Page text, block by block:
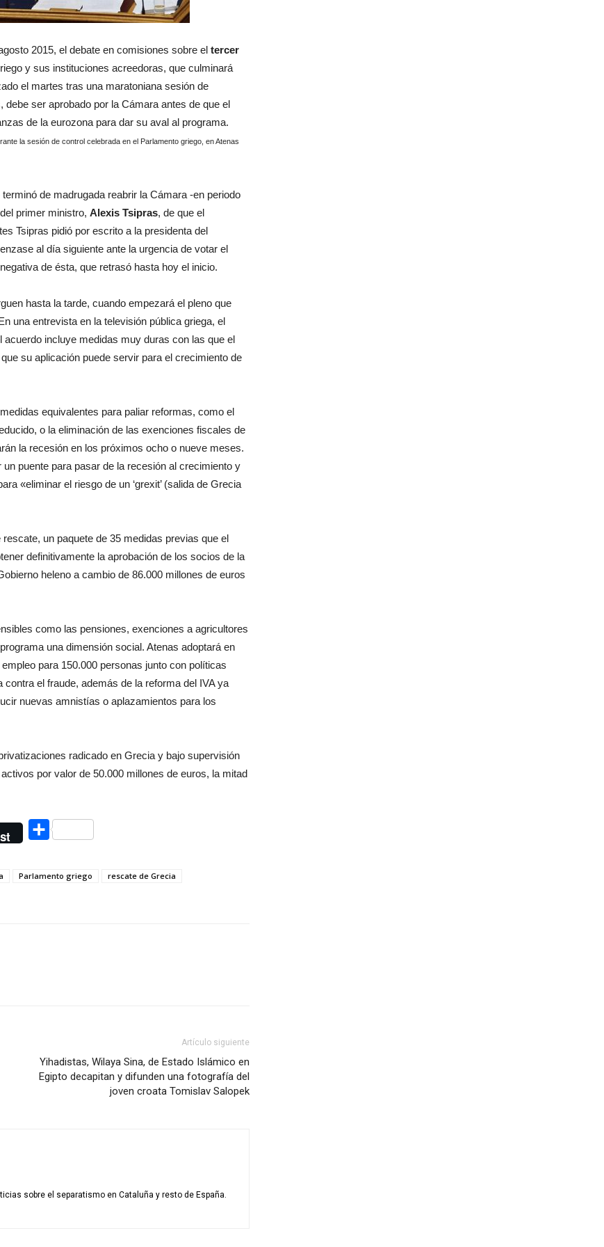
2015, el debate en comisiones sobre el tercer
y sus instituciones acreedoras, que culminará
el martes tras una maratoniana sesión de
ser aprobado por la Cámara antes de que el
de la eurozona para dar su aval al programa.
la sesión de control celebrada en el Parlamento griego, en Atenas
de madrugada reabrir la Cámara -en periodo
primer ministro, Alexis Tsipras, de que el
Tsipras pidió por escrito a la presidenta del
al día siguiente ante la urgencia de votar el
de ésta, que retrasó hasta hoy el inicio.
hasta la tarde, cuando empezará el pleno que
una entrevista en la televisión pública griega, el
incluye medidas muy duras con las que el
su aplicación puede servir para el crecimiento de
equivalentes para paliar reformas, como el
o la eliminación de las exenciones fiscales de
la recesión en los próximos ocho o nueve meses.
puente para pasar de la recesión al crecimiento y
«eliminar el riesgo de un ‘grexit’ (salida de Grecia
un paquete de 35 medidas previas que el
definitivamente la aprobación de los socios de la
heleno a cambio de 86.000 millones de euros
como las pensiones, exenciones a agricultores
una dimensión social. Atenas adoptará en
para 150.000 personas junto con políticas
el fraude, además de la reforma del IVA ya
nuevas amnistías o aplazamientos para los
radicado en Grecia y bajo supervisión
por valor de 50.000 millones de euros, la mitad
Compartir
Parlamento griego
rescate de Grecia
Artículo siguiente
Yihadistas, Wilaya Sina, de Estado Islámico en
Egipto decapitan y difunden una fotografía del
joven croata Tomislav Salopek
sobre el separatismo en Cataluña y resto de España.